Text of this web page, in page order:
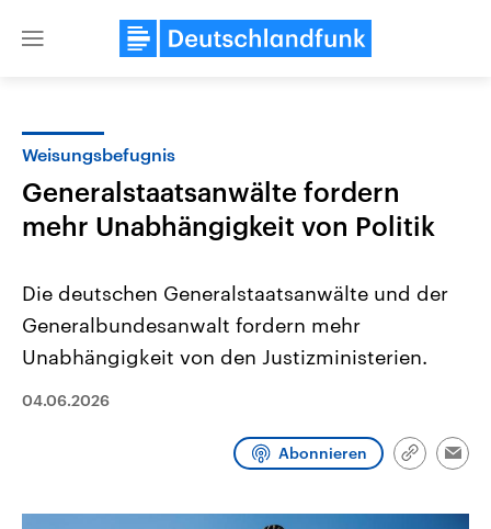
Close
2026
September 2026 einen neuen
Wirtschaftlich und
gehören die Vereinigten
den mächtigsten Ländern
Weisungsbefugnis
Generalstaatsanwälte fordern
mehr Unabhängigkeit von Politik
Die deutschen Generalstaatsanwälte und der
Generalbundesanwalt fordern mehr
Unabhängigkeit von den Justizministerien.
04.06.2026
Abonnieren
Link